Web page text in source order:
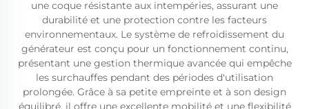
une coque résistante aux intempéries, assurant une
durabilité et une protection contre les facteurs
environnementaux. Le système de refroidissement du
générateur est conçu pour un fonctionnement continu,
présentant une gestion thermique avancée qui empêche
les surchauffes pendant des périodes d'utilisation
prolongée. Grâce à sa petite empreinte et à son design
équilibré, il offre une excellente mobilité et une flexibilité